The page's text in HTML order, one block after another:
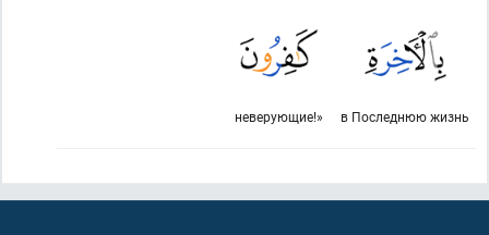
в Последнюю жизнь
неверующие!»